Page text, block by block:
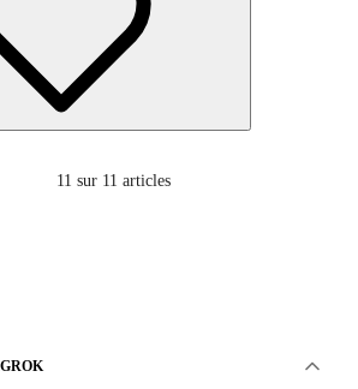
11 sur 11 articles